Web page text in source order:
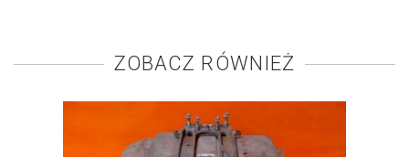
ZOBACZ RÓWNIEŻ